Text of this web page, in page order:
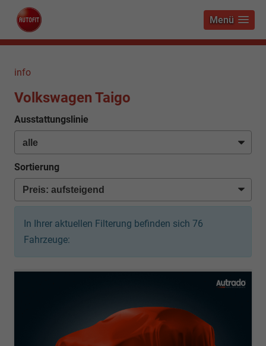
Menü
info
Volkswagen Taigo
Ausstattungslinie
Sortierung
In Ihrer aktuellen Filterung befinden sich 76
Fahrzeuge: